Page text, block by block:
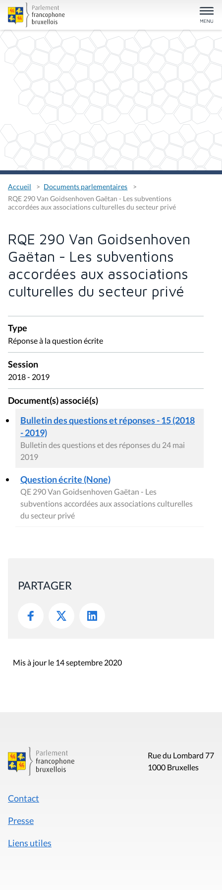
Accueil
Documents parlementaires
RQE 290 Van Goidsenhoven Gaëtan - Les subventions
accordées aux associations culturelles du secteur privé
RQE 290 Van Goidsenhoven
Gaëtan - Les subventions
accordées aux associations
culturelles du secteur privé
Type
Réponse à la question écrite
Session
2018 - 2019
Document(s) associé(s)
Bulletin des questions et réponses - 15 (2018
- 2019)
Bulletin des questions et des réponses du 24 mai
2019
Question écrite (None)
QE 290 Van Goidsenhoven Gaëtan - Les
subventions accordées aux associations culturelles
du secteur privé
PARTAGER
Mis à jour le 14 septembre 2020
Rue du Lombard 77
1000 Bruxelles
Contact
Presse
Liens utiles